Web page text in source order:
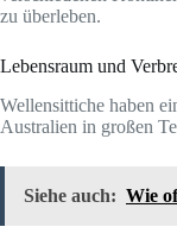
zu überleben.
Lebensraum und
Wellensittiche haben
Australien in großen
Siehe auch: Wie